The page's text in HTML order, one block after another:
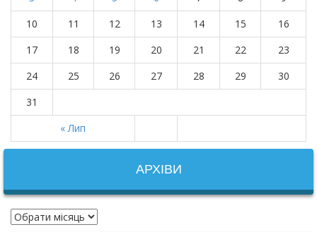
« Лип
10
11 12 13 14 15
16
17
18 19 20 21 22
23
24
25 26 27 28 29
30
31
АРХІВИ